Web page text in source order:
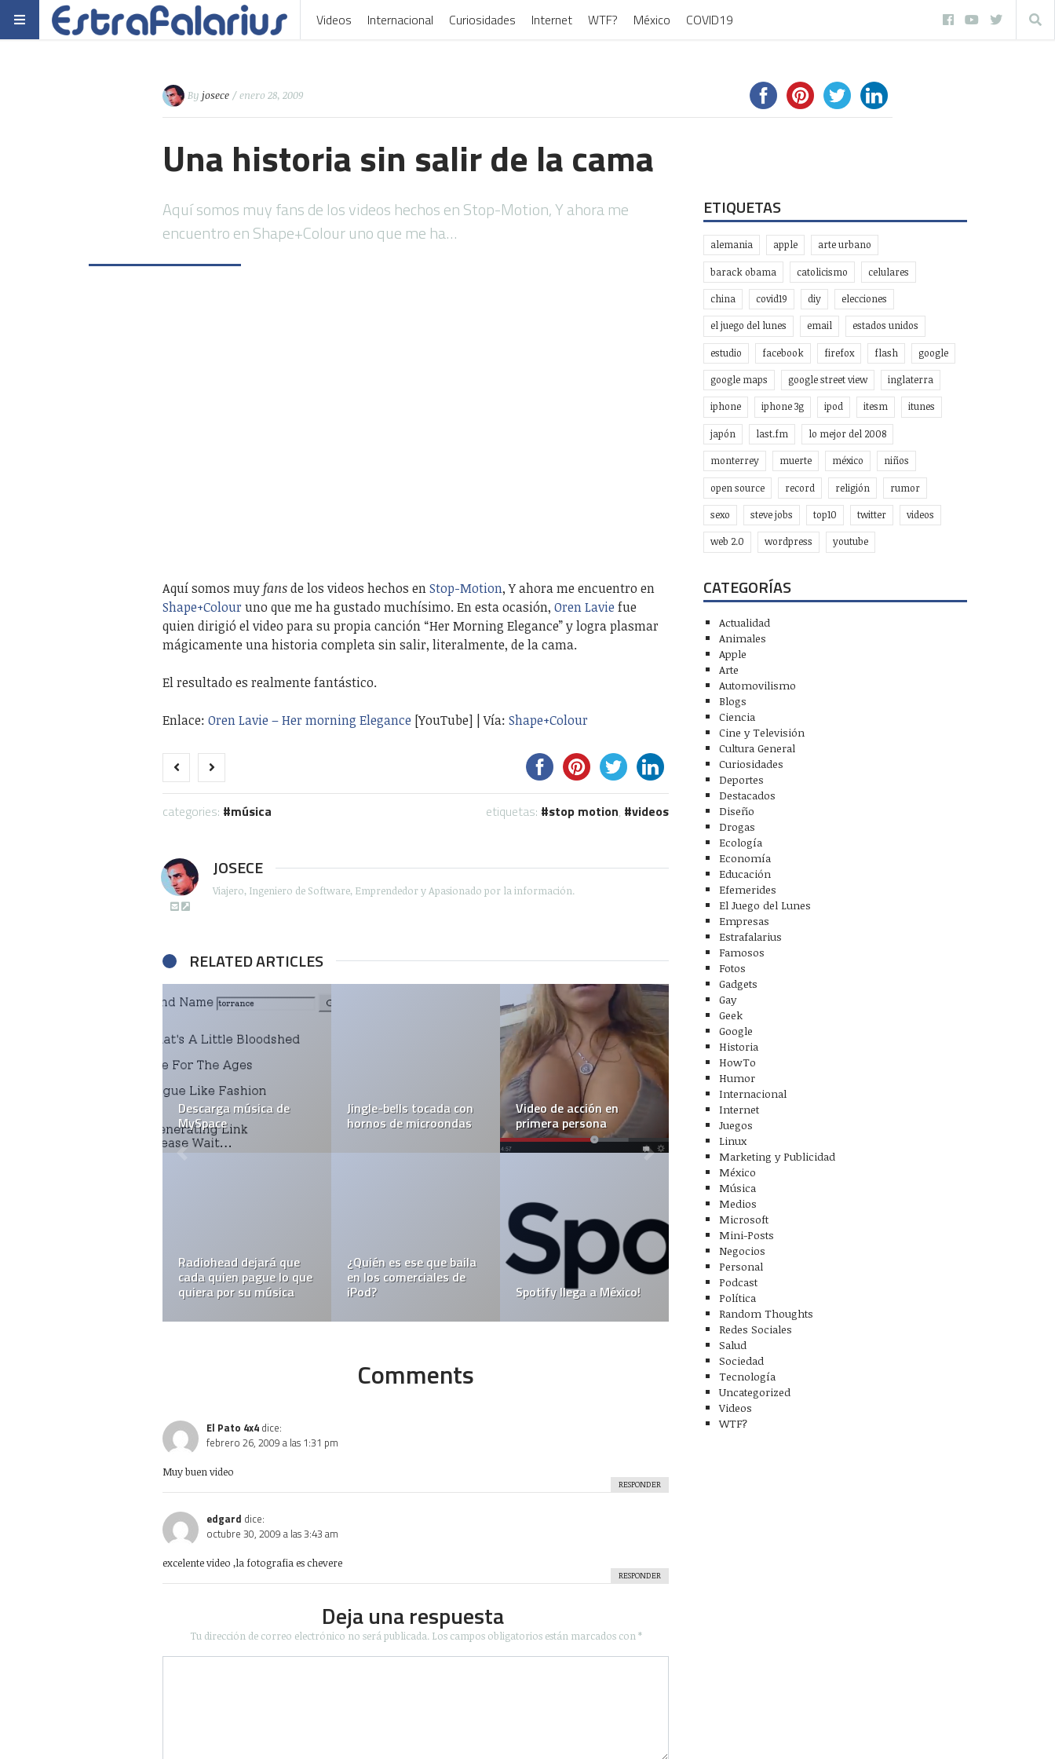
Videos Internacional Curiosidades Internet WTF? México COVID19
By josece / enero 28, 2009
Una historia sin salir de la cama
Aquí somos muy fans de los videos hechos en Stop-Motion, Y ahora me
encuentro en Shape+Colour uno que me ha…
Aquí somos muyfansde los videos hechos enStop-Motion, Y ahora me encuentro en
Shape+Colour uno que me ha gustado muchísimo. En esta ocasión, Oren Lavie fue
quien dirigió el video para su propia canción “Her Morning Elegance” y logra plasmar
mágicamente una historia completa sin salir, literalmente, de la cama.
El resultado es realmente fantástico.
Enlace: Oren Lavie – Her morning Elegance [YouTube] | Vía: Shape+Colour
categories: música etiquetas: stop motion, videos
JOSECE
Viajero, Ingeniero de Software, Emprendedor y Apasionado por la información.
RELATED ARTICLES
Descarga música de
MySpace
Jingle-bells tocada con
hornos de microondas
Video de acción en
primera persona
Radiohead dejará que
cada quien pague lo que
quiera por su música
¿Quién es ese que baila
en los comerciales de
iPod? Spotify llega a México!
Comments
El Pato 4x4 dice:
febrero 26, 2009 a las 1:31 pm
Muy buen video
RESPONDER
edgard dice:
octubre 30, 2009 a las 3:43 am
excelente video ,la fotografia es chevere
RESPONDER
Deja una respuesta
Tu dirección de correo electrónico no será publicada. Los campos obligatorios están marcados con*
ETIQUETAS
alemania apple arte urbano
barack obama catolicismo celulares
china covid19 diy elecciones
el juego del lunes email estados unidos
estudio facebook firefox flash google
google maps google street view inglaterra
iphone iphone 3g ipod itesm itunes
japón last.fm lo mejor del 2008
monterrey muerte méxico niños
open source record religión rumor
sexo steve jobs top10 twitter videos
web 2.0 wordpress youtube
CATEGORÍAS
Actualidad
Animales
Apple
Arte
Automovilismo
Blogs
Ciencia
Cine y Televisión
Cultura General
Curiosidades
Deportes
Destacados
Diseño
Drogas
Ecología
Economía
Educación
Efemerides
El Juego del Lunes
Empresas
Estrafalarius
Famosos
Fotos
Gadgets
Gay
Geek
Google
Historia
HowTo
Humor
Internacional
Internet
Juegos
Linux
Marketing y Publicidad
México
Música
Medios
Microsoft
Mini-Posts
Negocios
Personal
Podcast
Política
Random Thoughts
Redes Sociales
Salud
Sociedad
Tecnología
Uncategorized
Videos
WTF?